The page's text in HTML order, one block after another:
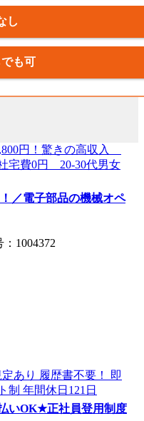
し
も可
／電子部品の機械オペ
1004372
いOK★正社員登用制度